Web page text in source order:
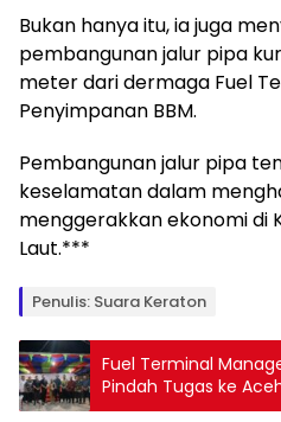
Bukan hanya itu, ia juga
pembangunan jalur pipa
meter dari dermaga Fuel
Penyimpanan BBM.
Pembangunan jalur pipa
keselamatan dalam
menggerakkan ekonomi di
Laut.***
Penulis: Suara Keraton
Fuel Terminal
Pindah Tugas ke
Ucapkan Terima